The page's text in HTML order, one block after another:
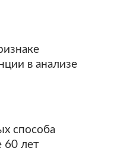
в анализе
способа
60 лет